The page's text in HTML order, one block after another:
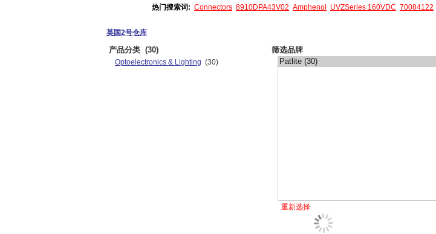
热门搜索词: Connectors 8910DPA43V02 Amphenol UVZSeries 160VDC 70084122
英国2号仓库
产品分类 (30)
Optoelectronics & Lighting (30)
筛选品牌
重新选择